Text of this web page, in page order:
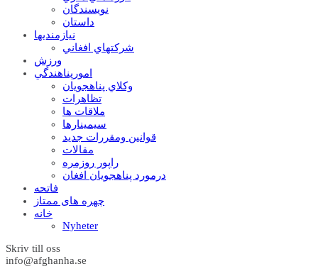
نويسندگان
داستان
نيازمنديها
شرکتهاي افغاني
ورزش
امورپناهندگي
وکلاي پناهجويان
تظاهرات
ملاقات ها
سيمينارها
قوانين ومقررات جديد
مقالات
راپور روزمره
درمورد پناهجويان افغان
فاتحه
چهره های ممتاز
خانه
Nyheter
Skriv till oss
info@afghanha.se